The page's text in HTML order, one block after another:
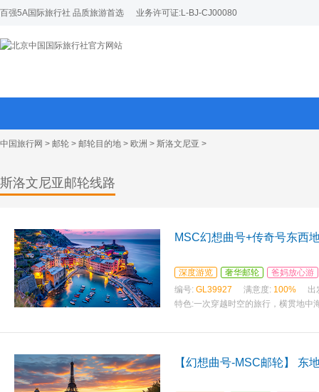
百强5A国际旅行社 品质旅游首选 业务许可证:L-BJ-CJ00080
中国旅行网 > 邮轮 > 邮轮目的地 > 欧洲 > 斯洛文尼亚 >
斯洛文尼亚邮轮线路
MSC幻想曲号+传奇号东西
深度游览 奢华邮轮
爸妈放心游
编号: GL39927 满意度: 100%
出
特色:一次穿越时空的旅行，横贯地中
【幻想曲号-MSC邮轮】 东